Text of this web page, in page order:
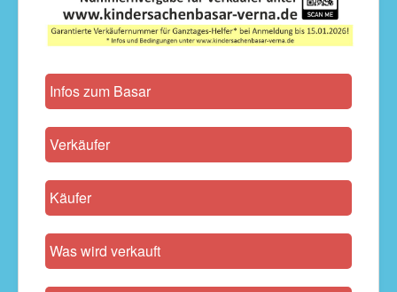
Infos zum Basar
Verkäufer
Käufer
Was wird verkauft